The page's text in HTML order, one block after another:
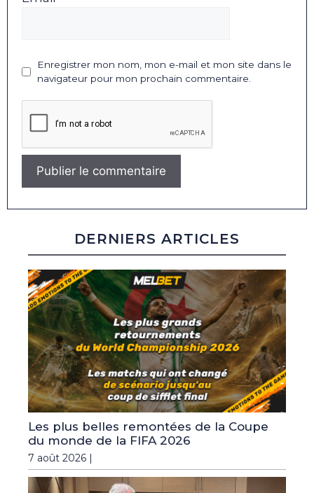
Enregistrer mon nom, mon e-mail et mon site dans le
navigateur pour mon prochain commentaire.
DERNIERS ARTICLES
Les plus belles remontées de la Coupe
du monde de la FIFA 2026
7 août 2026 |